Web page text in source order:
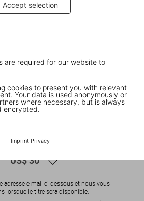
Accept selection
are required for our website to
cookies to present you with relevant
Your data is used anonymously or
where necessary, but is always
encrypted.
Imprint| Privacy
1/8
Jeanne-Claude. 40th Ed.
US$ 30
adresse e-mail ci-dessous et nous vous
lorsque le titre sera disponible: